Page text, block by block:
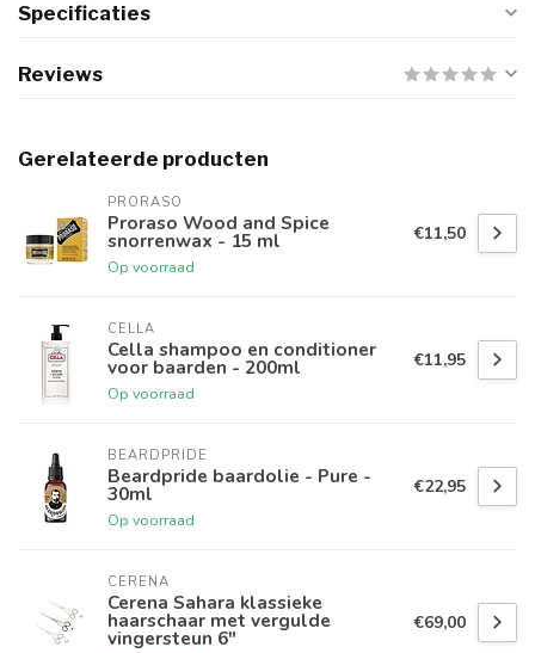
Specificaties
Reviews
Gerelateerde producten
PRORASO
Proraso Wood and Spice
snorrenwax - 15 ml
Op voorraad
€11,50
CELLA
Cella shampoo en conditioner
voor baarden - 200ml
Op voorraad
€11,95
BEARDPRIDE
Beardpride baardolie - Pure -
30ml
Op voorraad
€22,95
CERENA
Cerena Sahara klassieke
haarschaar met vergulde
vingersteun 6"
€69,00